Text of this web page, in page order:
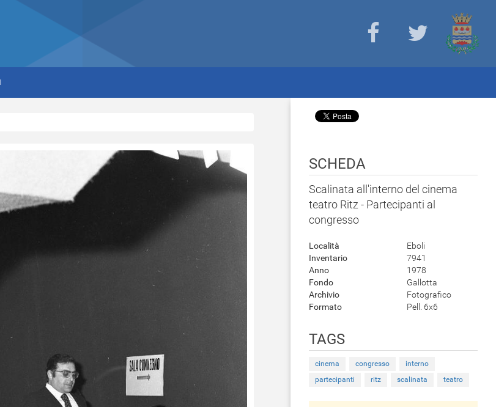
SCHEDA
Scalinata all'interno del cinema
teatro Ritz - Partecipanti al
congresso
Località
Eboli
Inventario
7941
Anno
1978
Fondo
Gallotta
Archivio
Fotografico
Formato
Pell. 6x6
TAGS
cinema congresso
interno
partecipanti
ritz scalinata teatro